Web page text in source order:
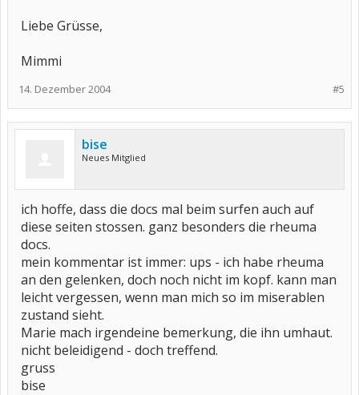
Liebe Grüsse,
Mimmi
#5
14. Dezember 2004
bise
Neues Mitglied
ich hoffe, dass die docs mal beim surfen auch auf
diese seiten stossen. ganz besonders die rheuma
docs.
mein kommentar ist immer: ups - ich habe rheuma
an den gelenken, doch noch nicht im kopf. kann man
leicht vergessen, wenn man mich so im miserablen
zustand sieht.
Marie mach irgendeine bemerkung, die ihn umhaut.
nicht beleidigend - doch treffend.
gruss
bise